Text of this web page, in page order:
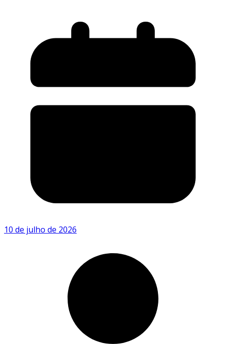
10 de julho de 2026